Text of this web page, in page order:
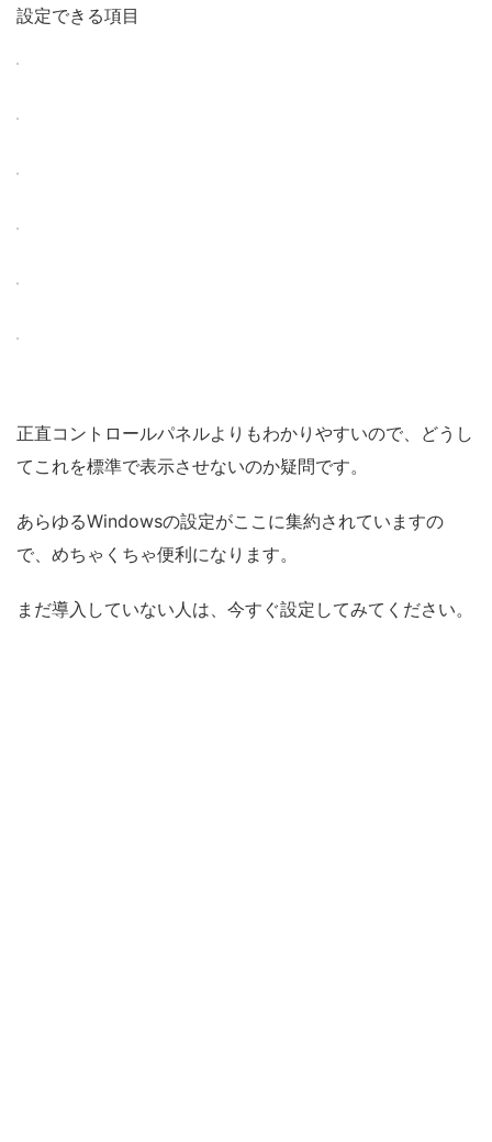
設定できる項目
正直コントロールパネルよりもわかりやすいので、どうし
てこれを標準で表示させないのか疑問です。
あらゆるWindowsの設定がここに集約されていますの
で、めちゃくちゃ便利になります。
まだ導入していない人は、今すぐ設定してみてください。